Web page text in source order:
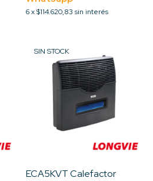
6x$114.620,83 sin interés
SIN STOCK
ECA5KVT Calefactor